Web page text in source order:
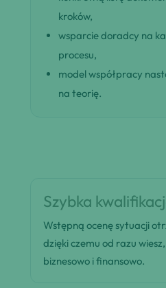
kroków,
wsparcie doradcy na
procesu,
model współpracy
na teorię.
Szybka
Wstępną ocenę sytuacji
dzięki czemu od razu
biznesowo i finansowo.